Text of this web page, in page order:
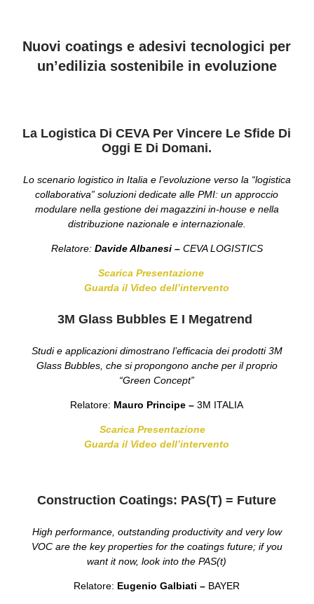
Nuovi coatings e adesivi tecnologici per
un’edilizia sostenibile in evoluzione
La Logistica Di CEVA Per Vincere Le Sfide Di
Oggi E Di Domani.
Lo scenario logistico in Italia e l’evoluzione verso la “logistica
collaborativa” soluzioni dedicate alle PMI: un approccio
modulare nella gestione dei magazzini in-house e nella
distribuzione nazionale e internazionale.
Relatore: Davide Albanesi – CEVA LOGISTICS
Scarica Presentazione
Guarda il Video dell’intervento
3M Glass Bubbles E I Megatrend
Studi e applicazioni dimostrano l’efficacia dei prodotti 3M
Glass Bubbles, che si propongono anche per il proprio
“Green Concept”
Relatore: Mauro Principe –3M ITALIA
Scarica Presentazione
Guarda il Video dell’intervento
Construction Coatings: PAS(t) = Future
High performance, outstanding productivity and very low
VOC are the key properties for the coatings future; if you
want it now, look into the PAS(t)
Relatore: Eugenio Galbiati – BAYER